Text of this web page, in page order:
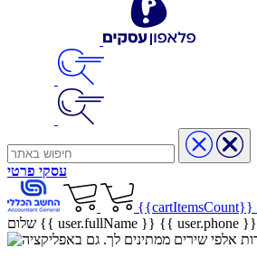
עסקי פרטי
{{cartItemsCount}}
שלום {{ user.fullName }} {{ user.phone }}